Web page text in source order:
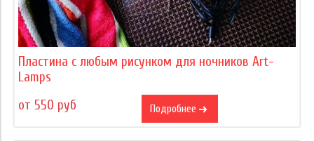
Пластина с любым рисунком для ночников Art-
Lamps
от 550 руб
Подробнее